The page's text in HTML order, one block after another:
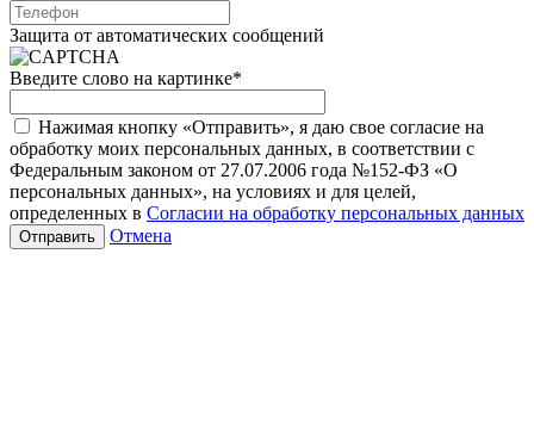
Защита от автоматических сообщений
Введите слово на картинке*
Нажимая кнопку «Отправить», я даю свое согласие на
обработку моих персональных данных, в соответствии с
Федеральным законом от 27.07.2006 года №152-ФЗ «О
персональных данных», на условиях и для целей,
определенных в Согласии на обработку персональных данных
Отмена